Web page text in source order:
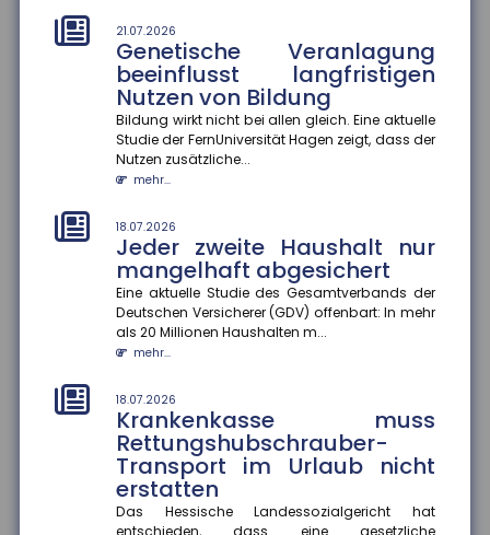
21.07.2026
Genetische Veranlagung
beeinflusst langfristigen
Nutzen von Bildung
Bildung wirkt nicht bei allen gleich. Eine aktuelle
Studie der FernUniversität Hagen zeigt, dass der
Nutzen zusätzliche...
mehr...
18.07.2026
Jeder zweite Haushalt nur
mangelhaft abgesichert
Eine aktuelle Studie des Gesamtverbands der
Deutschen Versicherer (GDV) offenbart: In mehr
als 20 Millionen Haushalten m...
mehr...
18.07.2026
Krankenkasse muss
Rettungshubschrauber-
Transport im Urlaub nicht
erstatten
Das Hessische Landessozialgericht hat
entschieden, dass eine gesetzliche
von Start-ups
Eine Studie des ZEW Mannheim und der Technischen
Universität München zeigt: Die Persönlichkeit von
Gründer:innen entsche...
mehr...
18.07.2026
Wohnungseigentümer können
verlangen
Der Bundesgerichtshof hat entschieden, dass
Wohnungseigentümer unter bestimmten
Voraussetzungen den Einbau eines Klima-S...
mehr...
18.07.2026
Hitze in Europa
Extreme Hitzeperioden nehmen in Europa zu. Eine
aktuelle Studie zeigt, dass viele
Kommunikationskampagnen zum Hitzeschut...
mehr...
14.07.2026